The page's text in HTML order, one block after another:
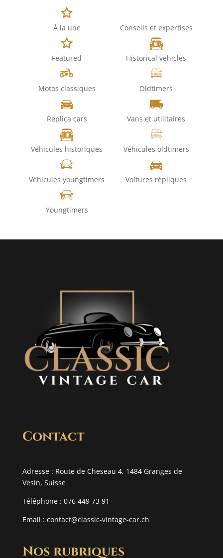
À la une Conseils et expertises
Featured Historical vehicles
Motos classiques Oldtimers
Replica cars Vans et utilitaires
Véhicules historiques Véhicules oldtimers
Véhicules youngtimers Voitures répliques
Youngtimers
Contact
Adresse : Route de Cheseau 4, 1484 Granges de
Vesin, Suisse
Téléphone : 076 449 73 91
Email : contact@classic-vintage-car.ch
Nos rubriques